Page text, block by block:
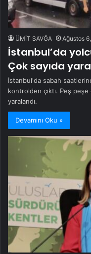
ÜMİT SAVĞA Ağustos
İstanbul’da
Çok sayıda
İstanbul'da sabah
kontrolden çıktı. Peş
yaralandı.
Devamını Oku »